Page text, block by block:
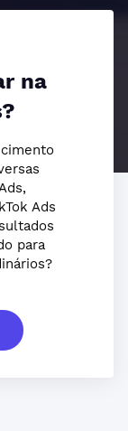
na
Ads
para